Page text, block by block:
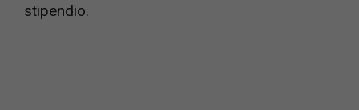
stipendio.